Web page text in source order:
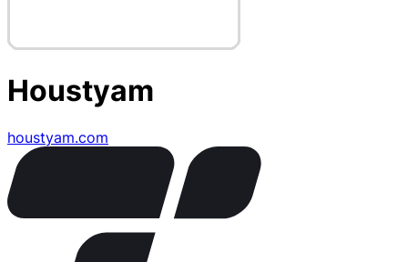
Houstyam
houstyam.com